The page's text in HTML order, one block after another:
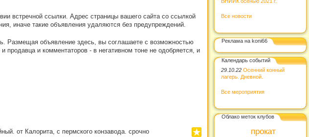
встречной ссылки. Адрес страницы вашего сайта со ссылкой
иначе такие объявления удаляются без предупреждений.
Размещая объявление здесь, вы соглашаете с возможностью
и комментаторов - в негативном тоне не одобряется, и
от Калорита, с пермского конзавода. срочно
Все новости
Реклама на koni66
Календарь событий
29.10.22 Осенний конный
лагерь. Дневной.
Все мероприятия
Облако меток клубов
прокат